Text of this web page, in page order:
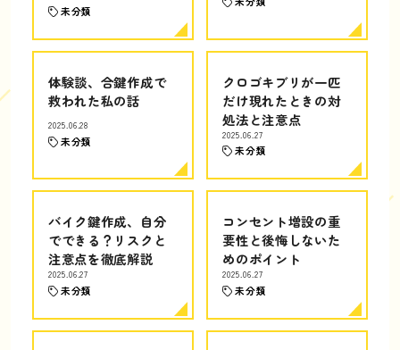
未分類
体験談、合鍵作成で
救われた私の話
2025.06.28
未分類
クロゴキブリが一匹
だけ現れたときの対
処法と注意点
2025.06.27
未分類
バイク鍵作成、自分
でできる？リスクと
注意点を徹底解説
2025.06.27
未分類
コンセント増設の重
要性と後悔しないた
めのポイント
2025.06.27
未分類